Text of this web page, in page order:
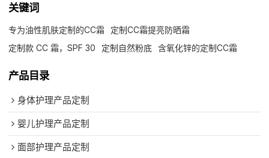
关键词
专为油性肌肤定制的CC霜
定制CC霜提亮防晒霜
定制款 CC 霜，SPF 30
定制自然粉底 含氧化锌的定制CC霜
产品目录
身体护理产品定制
婴儿护理产品定制
面部护理产品定制